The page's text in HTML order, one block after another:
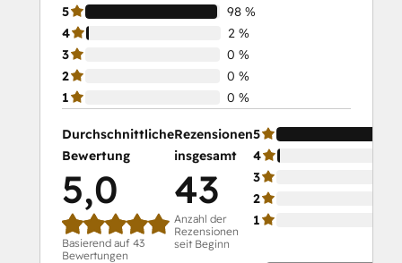
5
98 %
4
2 %
3
0 %
2
0 %
1
0 %
Durchschnittliche
Bewertung
5,0
Basierend auf 43
Bewertungen
Rezensionen
insgesamt
43
Anzahl der
Rezensionen
seit Beginn
5
4
3
2
1